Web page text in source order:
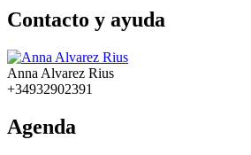
Contacto y ayuda
Anna Alvarez Rius
+34932902391
Agenda